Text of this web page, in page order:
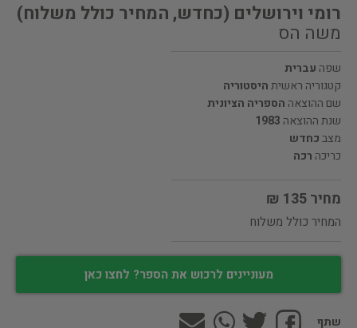
רומי וירושלים (כחדש, המחיר כולל משלוח)
משה הס
שפה עברית
קטגוריה ראשיתהיסטוריה
שם ההוצאה הספריה הציונית
שנת ההוצאה 1983
מצבכחדש
כריכה רכה
מחיר 135 ₪
המחיר כולל משלוח
מעוניינים לרכוש את הספר? לחצו כאן
שתף